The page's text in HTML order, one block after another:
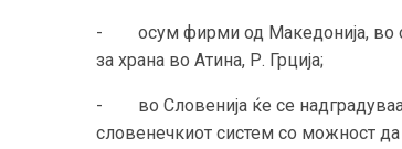
- осум фирми од Македонија, во
за храна во Атина, Р. Грција;
- во Словенија ќе се
словенечкиот систем со можност